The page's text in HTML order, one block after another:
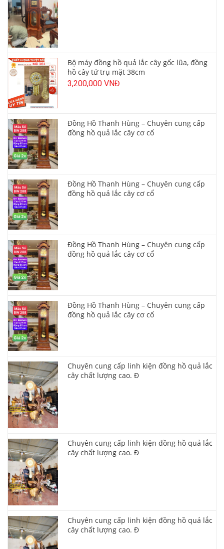
Bộ máy đồng hồ quả lắc cây gốc lũa, đồng
hồ cây tứ trụ mặt 38cm
3,200,000 VNĐ
Đồng Hồ Thanh Hùng – Chuyên cung cấp
đồng hồ quả lắc cây cơ cổ
Đồng Hồ Thanh Hùng – Chuyên cung cấp
đồng hồ quả lắc cây cơ cổ
Đồng Hồ Thanh Hùng – Chuyên cung cấp
đồng hồ quả lắc cây cơ cổ
Đồng Hồ Thanh Hùng – Chuyên cung cấp
đồng hồ quả lắc cây cơ cổ
Chuyên cung cấp linh kiện đồng hồ quả lắc
cây chất lượng cao. Đ
Chuyên cung cấp linh kiện đồng hồ quả lắc
cây chất lượng cao. Đ
Chuyên cung cấp linh kiện đồng hồ quả lắc
cây chất lượng cao. Đ